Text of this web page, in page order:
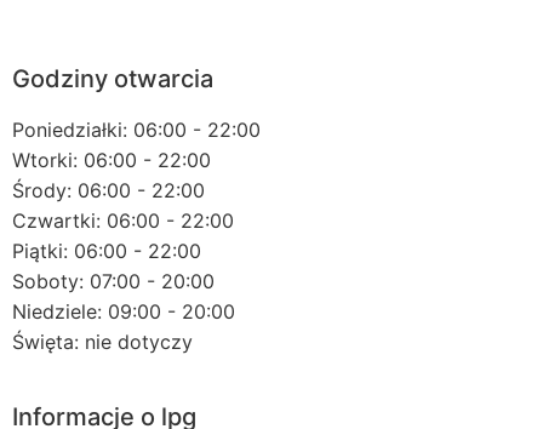
Godziny otwarcia
Poniedziałki: 06:00 - 22:00
Wtorki: 06:00 - 22:00
Środy: 06:00 - 22:00
Czwartki: 06:00 - 22:00
Piątki: 06:00 - 22:00
Soboty: 07:00 - 20:00
Niedziele: 09:00 - 20:00
Święta: nie dotyczy
Informacje o lpg